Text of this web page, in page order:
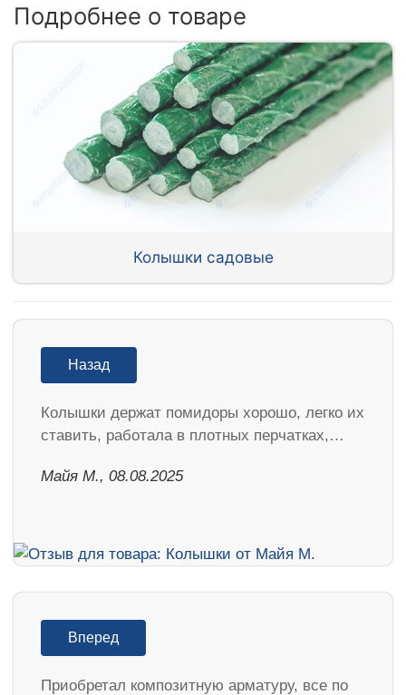
Подробнее о товаре
Колышки садовые
Назад
Колышки держат помидоры хорошо, легко их
ставить, работала в плотных перчатках,…
Майя М., 08.08.2025
Вперед
Приобретал композитную арматуру, все по